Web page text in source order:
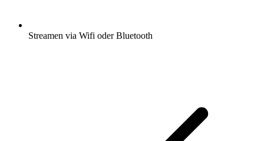
Streamen via Wifi oder Bluetooth